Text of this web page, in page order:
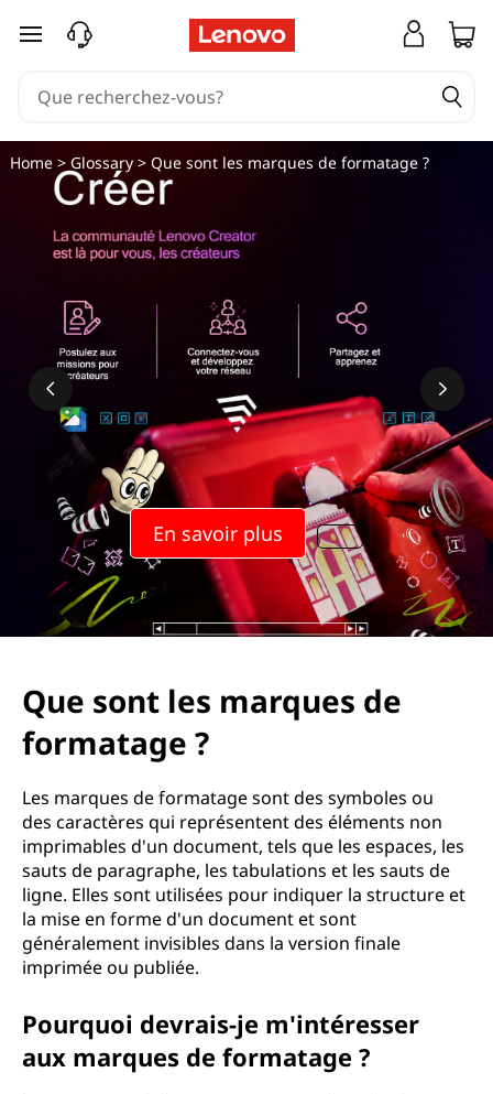
Q
s
q
m
passer au contenu principal
En savoir plus
Home> Glossary> Que sont les marques de formatage ?
Que sont les marques de
formatage ?
Les marques de formatage sont des symboles ou
des caractères qui représentent des éléments non
imprimables d'un document, tels que les espaces, les
sauts de paragraphe, les tabulations et les sauts de
ligne. Elles sont utilisées pour indiquer la structure et
la mise en forme d'un document et sont
généralement invisibles dans la version finale
imprimée ou publiée.
Pourquoi devrais-je m'intéresser
aux marques de formatage ?